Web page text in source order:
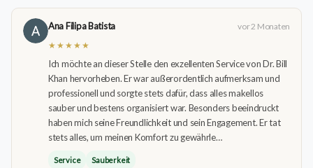
Ana Filipa Batista
vor 2 Monaten
★★★★★
Ich möchte an dieser Stelle den exzellenten Service von Dr. Bill
Khan hervorheben. Er war außerordentlich aufmerksam und
professionell und sorgte stets dafür, dass alles makellos
sauber und bestens organisiert war. Besonders beeindruckt
haben mich seine Freundlichkeit und sein Engagement. Er tat
stets alles, um meinen Komfort zu gewährle…
Service Sauberkeit